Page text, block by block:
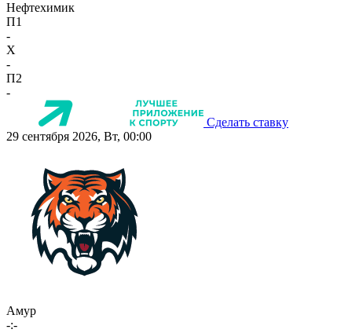
Нефтехимик
П1
-
X
-
П2
-
Сделать ставку
29 сентября 2026, Вт, 00:00
Амур
-:-